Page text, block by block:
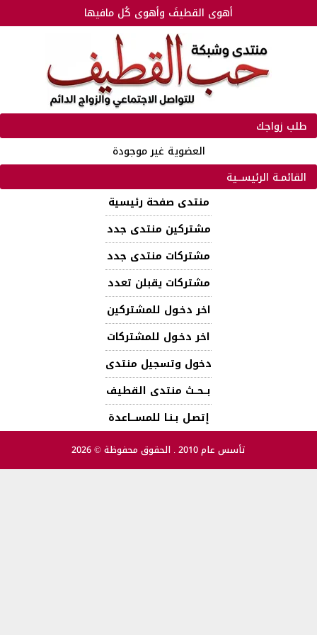
أهوى القطيفَ وأهوى كُل مافيها
طلب زواجك
العضوية غير موجودة
القائمـة الرئيســية
منتدى صفحة رئيسية
مشتركين منتدى جدد
مشتركات منتدى جدد
مشتركات يقبلن تعدد
اخر دخـول للمشتركين
اخر دخـول للمشتركات
دخول وتسجيل منتدى
بــحــث منتدى القطيف
إتصـل بـنـا للمســـاعدة
تأسس عام 2010 . الحقوق محفوظة © 2026